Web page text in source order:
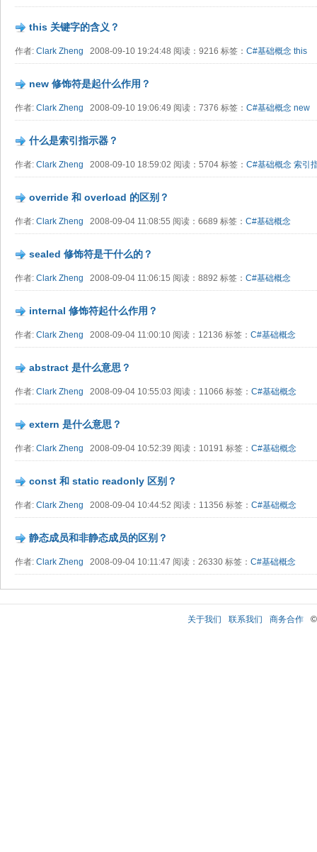
this 关键字的含义？
作者: Clark Zheng 2008-09-10 19:24:48 阅读：9216 标签： C#基础概念 this
new 修饰符是起什么作用？
作者: Clark Zheng 2008-09-10 19:06:49 阅读：7376 标签： C#基础概念 new
什么是索引指示器？
作者: Clark Zheng 2008-09-10 18:59:02 阅读：5704 标签： C#基础概念 索引
override 和 overload 的区别？
作者: Clark Zheng 2008-09-04 11:08:55 阅读：6689 标签： C#基础概念
sealed 修饰符是干什么的？
作者: Clark Zheng 2008-09-04 11:06:15 阅读：8892 标签： C#基础概念
internal 修饰符起什么作用？
作者: Clark Zheng 2008-09-04 11:00:10 阅读：12136 标签： C#基础概念
abstract 是什么意思？
作者: Clark Zheng 2008-09-04 10:55:03 阅读：11066 标签： C#基础概念
extern 是什么意思？
作者: Clark Zheng 2008-09-04 10:52:39 阅读：10191 标签： C#基础概念
const 和 static readonly 区别？
作者: Clark Zheng 2008-09-04 10:44:52 阅读：11356 标签： C#基础概念
静态成员和非静态成员的区别？
作者: Clark Zheng 2008-09-04 10:11:47 阅读：26330 标签： C#基础概念
关于我们 联系我们 商务合作